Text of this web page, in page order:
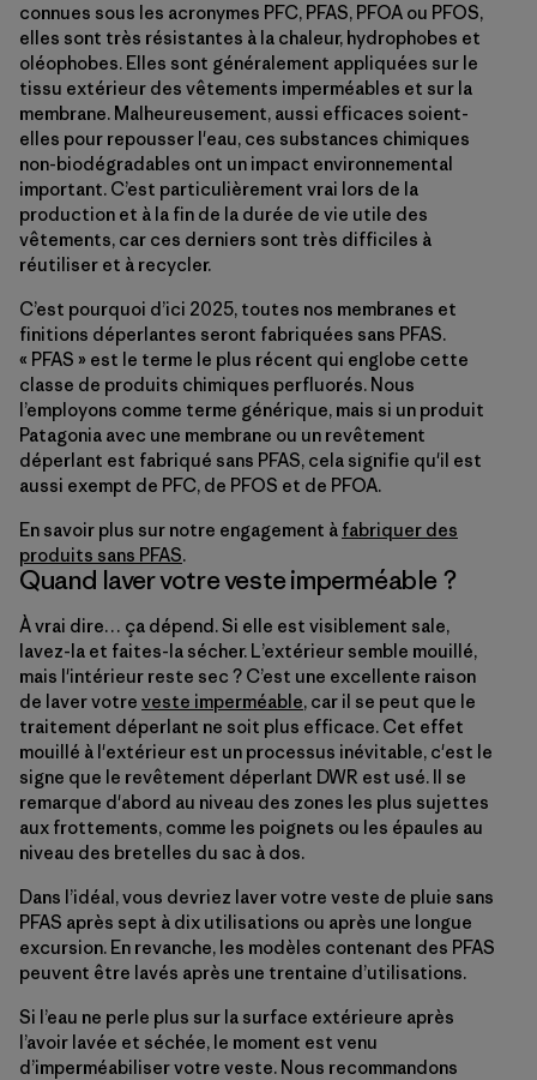
connues sous les acronymes PFC, PFAS, PFOA ou PFOS,
elles sont très résistantes à la chaleur, hydrophobes et
oléophobes. Elles sont généralement appliquées sur le
tissu extérieur des vêtements imperméables et sur la
membrane. Malheureusement, aussi efficaces soient-
elles pour repousser l'eau, ces substances chimiques
non-biodégradables ont un impact environnemental
important. C’est particulièrement vrai lors de la
production et à la fin de la durée de vie utile des
vêtements, car ces derniers sont très difficiles à
réutiliser et à recycler.
C’est pourquoi d’ici 2025, toutes nos membranes et
finitions déperlantes seront fabriquées sans PFAS.
« PFAS » est le terme le plus récent qui englobe cette
classe de produits chimiques perfluorés. Nous
l’employons comme terme générique, mais si un produit
Patagonia avec une membrane ou un revêtement
déperlant est fabriqué sans PFAS, cela signifie qu'il est
aussi exempt de PFC, de PFOS et de PFOA.
En savoir plus sur notre engagement à fabriquer des
produits sans PFAS.
Quand laver votre veste imperméable ?
À vrai dire… ça dépend. Si elle est visiblement sale,
lavez-la et faites-la sécher. L’extérieur semble mouillé,
mais l'intérieur reste sec ? C’est une excellente raison
de laver votre veste imperméable, car il se peut que le
traitement déperlant ne soit plus efficace. Cet effet
mouillé à l'extérieur est un processus inévitable, c'est le
signe que le revêtement déperlant DWR est usé. Il se
remarque d'abord au niveau des zones les plus sujettes
aux frottements, comme les poignets ou les épaules au
niveau des bretelles du sac à dos.
Dans l’idéal, vous devriez laver votre veste de pluie sans
PFAS après sept à dix utilisations ou après une longue
excursion. En revanche, les modèles contenant des PFAS
peuvent être lavés après une trentaine d’utilisations.
Si l’eau ne perle plus sur la surface extérieure après
l’avoir lavée et séchée, le moment est venu
d’imperméabiliser votre veste. Nous recommandons